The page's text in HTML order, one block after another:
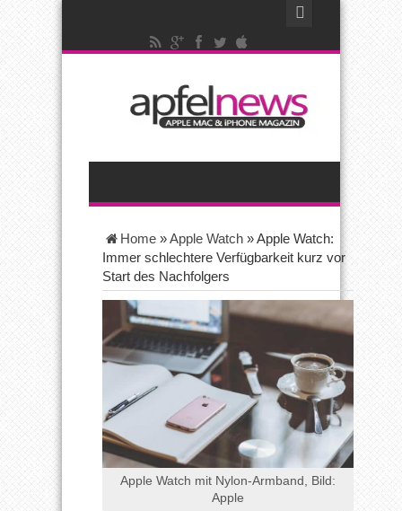
Home »Apple Watch »Apple Watch:
Immer schlechtere Verfügbarkeit kurz vor
Start des Nachfolgers
Apple Watch mit Nylon-Armband, Bild:
Apple